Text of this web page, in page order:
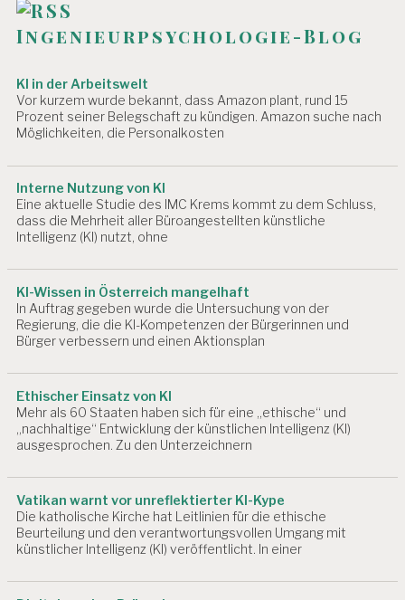
G
E
A
R
B
EI
S
M
E
D
IZ
N
A
R
B
EI
P
R
O
D
T
I
V
I
i
o
n
Ingenieurpsychologie-Blog
KI in der Arbeitswelt
Vor kurzem wurde bekannt, dass Amazon plant, rund 15
Prozent seiner Belegschaft zu kündigen. Amazon suche nach
Möglichkeiten, die Personalkosten
Interne Nutzung von KI
Eine aktuelle Studie des IMC Krems kommt zu dem Schluss,
dass die Mehrheit aller Büroangestellten künstliche
Intelligenz (KI) nutzt, ohne
KI-Wissen in Österreich mangelhaft
In Auftrag gegeben wurde die Untersuchung von der
Regierung, die die KI-Kompetenzen der Bürgerinnen und
Bürger verbessern und einen Aktionsplan
Ethischer Einsatz von KI
Mehr als 60 Staaten haben sich für eine „ethische“ und
„nachhaltige“ Entwicklung der künstlichen Intelligenz (KI)
ausgesprochen. Zu den Unterzeichnern
Vatikan warnt vor unreflektierter KI-Kype
Die katholische Kirche hat Leitlinien für die ethische
Beurteilung und den verantwortungsvollen Umgang mit
künstlicher Intelligenz (KI) veröffentlicht. In einer